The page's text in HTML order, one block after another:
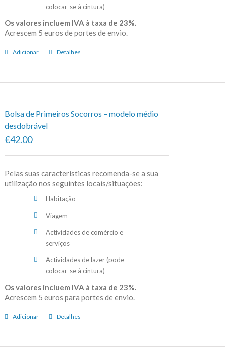
colocar-se à cintura)
Os valores incluem IVA à taxa de 23%.
Acrescem 5 euros de portes de envio.
Adicionar Detalhes
Bolsa de Primeiros Socorros – modelo médio
desdobrável
€42.00
Pelas suas características recomenda-se a sua
utilização nos seguintes locais/situações:
Habitação
Viagem
Actividades de comércio e
serviços
Actividades de lazer (pode
colocar-se à cintura)
Os valores incluem IVA à taxa de 23%.
Acrescem 5 euros para portes de envio.
Adicionar Detalhes